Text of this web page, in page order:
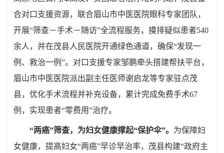
合对口支援资源，联合眉山市中医医院眼科专家团队，
开展“筛查－手术－随访”全流程服务，摸排疑似患者540
余人，并在茂县人民医院开通绿色通道，确保“发现一
例、救治一例”。对口支援专家邹鹏牵头搭建帮扶平台，
眉山市中医医院派出副主任医师谢启龙等专家驻点茂
县，优化手术流程并补充设备，累计完成免费手术67
例，实现患者“零费用”治疗。
“两癌”筛查，为妇女健康撑起“保护伞”。 为保障妇
女健康，提高妇女“两癌”早诊早治率，茂县构建“政府主